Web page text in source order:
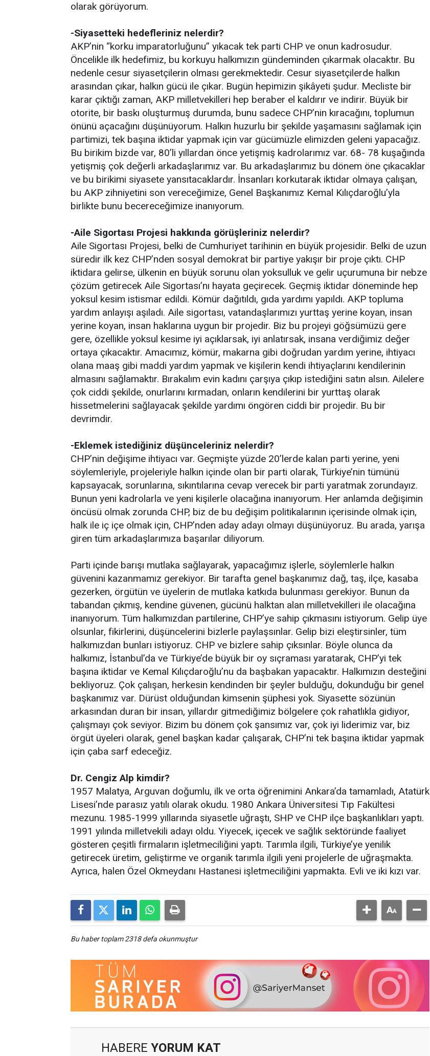
olarak görüyorum.
-Siyasetteki hedefleriniz nelerdir?
AKP’nin “korku imparatorluğunu” yıkacak tek parti CHP ve onun kadrosudur.
Öncelikle ilk hedefimiz, bu korkuyu halkımızın gündeminden çıkarmak olacaktır. Bu
nedenle cesur siyasetçilerin olması gerekmektedir. Cesur siyasetçilerde halkın
arasından çıkar, halkın gücü ile çıkar. Bugün hepimizin şikâyeti şudur. Mecliste bir
karar çıktığı zaman, AKP milletvekilleri hep beraber el kaldırır ve indirir. Büyük bir
otorite, bir baskı oluşturmuş durumda, bunu sadece CHP’nin kıracağını, toplumun
önünü açacağını düşünüyorum. Halkın huzurlu bir şekilde yaşamasını sağlamak için
partimizi, tek başına iktidar yapmak için var gücümüzle elimizden geleni yapacağız.
Bu birikim bizde var, 80’li yıllardan önce yetişmiş kadrolarımız var. 68- 78 kuşağında
yetişmiş çok değerli arkadaşlarımız var. Bu arkadaşlarımız bu dönem öne çıkacaklar
ve bu birikimi siyasete yansıtacaklardır. İnsanları korkutarak iktidar olmaya çalışan,
bu AKP zihniyetini son vereceğimize, Genel Başkanımız Kemal Kılıçdaroğlu’yla
birlikte bunu becereceğimize inanıyorum.
-Aile Sigortası Projesi hakkında görüşleriniz nelerdir?
Aile Sigortası Projesi, belki de Cumhuriyet tarihinin en büyük projesidir. Belki de uzun
süredir ilk kez CHP’nden sosyal demokrat bir partiye yakışır bir proje çıktı. CHP
iktidara gelirse, ülkenin en büyük sorunu olan yoksulluk ve gelir uçurumuna bir nebze
çözüm getirecek Aile Sigortası’nı hayata geçirecek. Geçmiş iktidar döneminde hep
yoksul kesim istismar edildi. Kömür dağıtıldı, gıda yardımı yapıldı. AKP topluma
yardım anlayışı aşıladı. Aile sigortası, vatandaşlarımızı yurttaş yerine koyan, insan
yerine koyan, insan haklarına uygun bir projedir. Biz bu projeyi göğsümüzü gere
gere, özellikle yoksul kesime iyi açıklarsak, iyi anlatırsak, insana verdiğimiz değer
ortaya çıkacaktır. Amacımız, kömür, makarna gibi doğrudan yardım yerine, ihtiyacı
olana maaş gibi maddi yardım yapmak ve kişilerin kendi ihtiyaçlarını kendilerinin
almasını sağlamaktır. Bırakalım evin kadını çarşıya çıkıp istediğini satın alsın. Ailelere
çok ciddi şekilde, onurlarını kırmadan, onların kendilerini bir yurttaş olarak
hissetmelerini sağlayacak şekilde yardımı öngören ciddi bir projedir. Bu bir
devrimdir.
-Eklemek istediğiniz düşünceleriniz nelerdir?
CHP’nin değişime ihtiyacı var. Geçmişte yüzde 20’lerde kalan parti yerine, yeni
söylemleriyle, projeleriyle halkın içinde olan bir parti olarak, Türkiye’nin tümünü
kapsayacak, sorunlarına, sıkıntılarına cevap verecek bir parti yaratmak zorundayız.
Bunun yeni kadrolarla ve yeni kişilerle olacağına inanıyorum. Her anlamda değişimin
öncüsü olmak zorunda CHP, biz de bu değişim politikalarının içerisinde olmak için,
halk ile iç içe olmak için, CHP’nden aday adayı olmayı düşünüyoruz. Bu arada, yarışa
giren tüm arkadaşlarımıza başarılar diliyorum.
Parti içinde barışı mutlaka sağlayarak, yapacağımız işlerle, söylemlerle halkın
güvenini kazanmamız gerekiyor. Bir tarafta genel başkanımız dağ, taş, ilçe, kasaba
gezerken, örgütün ve üyelerin de mutlaka katkıda bulunması gerekiyor. Bunun da
tabandan çıkmış, kendine güvenen, gücünü halktan alan milletvekilleri ile olacağına
inanıyorum. Tüm halkımızdan partilerine, CHP’ye sahip çıkmasını istiyorum. Gelip üye
olsunlar, fikirlerini, düşüncelerini bizlerle paylaşsınlar. Gelip bizi eleştirsinler, tüm
halkımızdan bunları istiyoruz. CHP ve bizlere sahip çıksınlar. Böyle olunca da
halkımız, İstanbul’da ve Türkiye’de büyük bir oy sıçraması yaratarak, CHP’yi tek
başına iktidar ve Kemal Kılıçdaroğlu’nu da başbakan yapacaktır. Halkımızın desteğini
bekliyoruz. Çok çalışan, herkesin kendinden bir şeyler bulduğu, dokunduğu bir genel
başkanımız var. Dürüst olduğundan kimsenin şüphesi yok. Siyasette sözünün
arkasından duran bir insan, yıllardır gitmediğimiz bölgelere çok rahatlıkla gidiyor,
çalışmayı çok seviyor. Bizim bu dönem çok şansımız var, çok iyi liderimiz var, biz
örgüt üyeleri olarak, genel başkan kadar çalışarak, CHP’ni tek başına iktidar yapmak
için çaba sarf edeceğiz.
Dr. Cengiz Alp kimdir?
1957 Malatya, Arguvan doğumlu, ilk ve orta öğrenimini Ankara’da tamamladı, Atatürk
Lisesi’nde parasız yatılı olarak okudu. 1980 Ankara Üniversitesi Tıp Fakültesi
mezunu. 1985-1999 yıllarında siyasetle uğraştı, SHP ve CHP ilçe başkanlıkları yaptı.
1991 yılında milletvekili adayı oldu. Yiyecek, içecek ve sağlık sektöründe faaliyet
gösteren çeşitli firmaların işletmeciliğini yaptı. Tarımla ilgili, Türkiye’ye yenilik
getirecek üretim, geliştirme ve organik tarımla ilgili yeni projelerle de uğraşmakta.
Ayrıca, halen Özel Okmeydanı Hastanesi işletmeciliğini yapmakta. Evli ve iki kızı var.
Bu haber toplam 2318 defa okunmuştur
HABERE YORUM KAT